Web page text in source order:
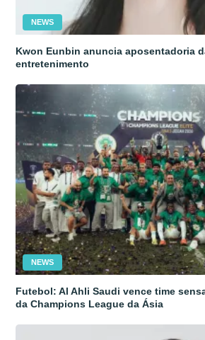
NEWS
Kwon Eunbin anuncia aposentadoria
entretenimento
NEWS
Futebol: Al Ahli Saudi vence time
da Champions League da Ásia